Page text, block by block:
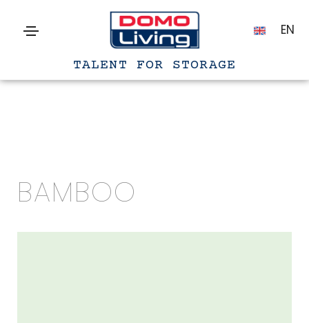
EN
TALENT FOR STORAGE
BAMBOO